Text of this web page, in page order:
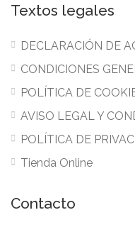
Textos legales
DECLARACIÓN DE
CONDICIONES
POLÍTICA DE
AVISO LEGAL Y
POLÍTICA DE
Tienda Online
Contacto